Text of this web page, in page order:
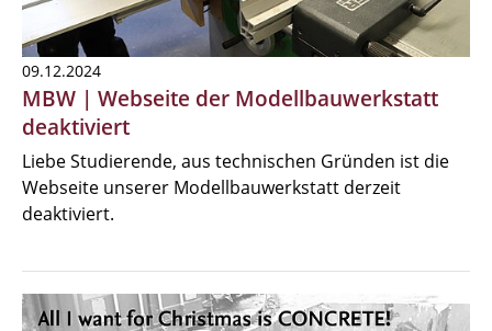
09.12.2024
MBW | Webseite der Modellbauwerkstatt
deaktiviert
Liebe Studierende, aus technischen Gründen ist die
Webseite unserer Modellbauwerkstatt derzeit
deaktiviert.